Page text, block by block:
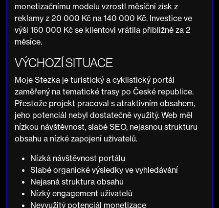
monetizačnímu modelu vzrostl měsíční zisk z
reklamy z 20 000 Kč na 140 000 Kč. Investice ve
výši 160 000 Kč se klientovi vrátila přibližně za 2
měsíce.
VÝCHOZÍ SITUACE
Moje Stezka je turistický a cyklistický portál
zaměřený na tematické trasy po České republice.
Přestože projekt pracoval s atraktivním obsahem,
jeho potenciál nebyl dostatečně využitý. Web měl
nízkou návštěvnost, slabé SEO, nejasnou strukturu
obsahu a nízké zapojení uživatelů.
Nízká návštěvnost portálu
Slabé organické výsledky ve vyhledávání
Nejasná struktura obsahu
Nízký engagement uživatelů
Nevyužitý potenciál monetizace